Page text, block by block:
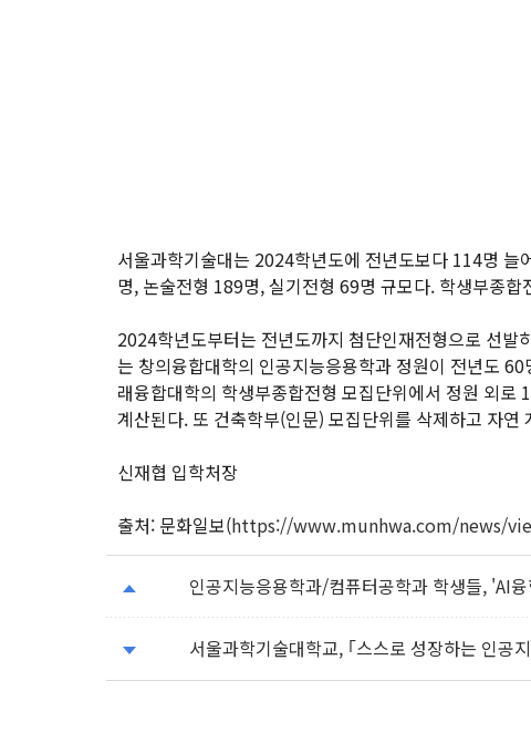
서울과학기술대는 2024학년도에 전년도보다 114명
명, 논술전형 189명, 실기전형 69명 규모다. 학생부종
2024학년도부터는 전년도까지 첨단인재전형으로 선
는 창의융합대학의 인공지능응용학과 정원이 전년도
래융합대학의 학생부종합전형 모집단위에서 정원 외
계산된다. 또 건축학부(인문) 모집단위를 삭제하고 자
신재협 입학처장
출처: 문화일보(https://www.munhwa.com/news/
인공지능응용학과/컴퓨터공학과 학생들, 'AI
서울과학기술대학교, ｢스스로 성장하는 인공